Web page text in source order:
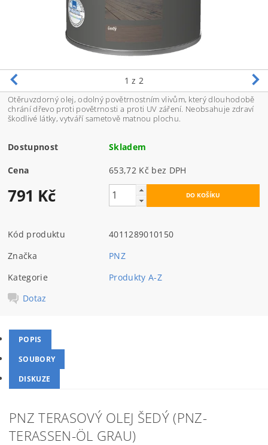
1 z 2
Otěruvzdorný olej, odolný povětrnostním vlivům, který dlouhodobě
chrání dřevo proti povětrnosti a proti UV záření. Neobsahuje zdraví
škodlivé látky, vytváří sametově matnou plochu.
Dostupnost Skladem
Cena 653,72 Kč bez DPH
791 Kč
Kód produktu
4011289010150
Značka
PNZ
Kategorie
Produkty A-Z
Dotaz
POPIS
SOUBORY
DISKUZE
PNZ TERASOVÝ OLEJ ŠEDÝ (PNZ-
TERASSEN-ÖL GRAU)